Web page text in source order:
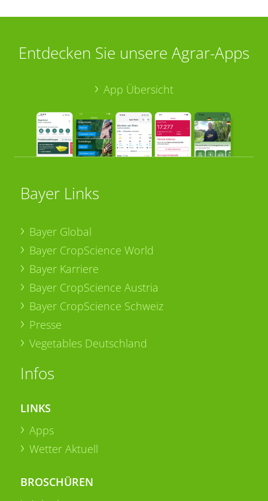
Entdecken Sie unsere Agrar-Apps
App Übersicht
Bayer Links
Bayer Global
Bayer CropScience World
Bayer Karriere
Bayer CropScience Austria
Bayer CropScience Schweiz
Presse
Vegetables Deutschland
Infos
LINKS
Apps
Wetter Aktuell
BROSCHÜREN